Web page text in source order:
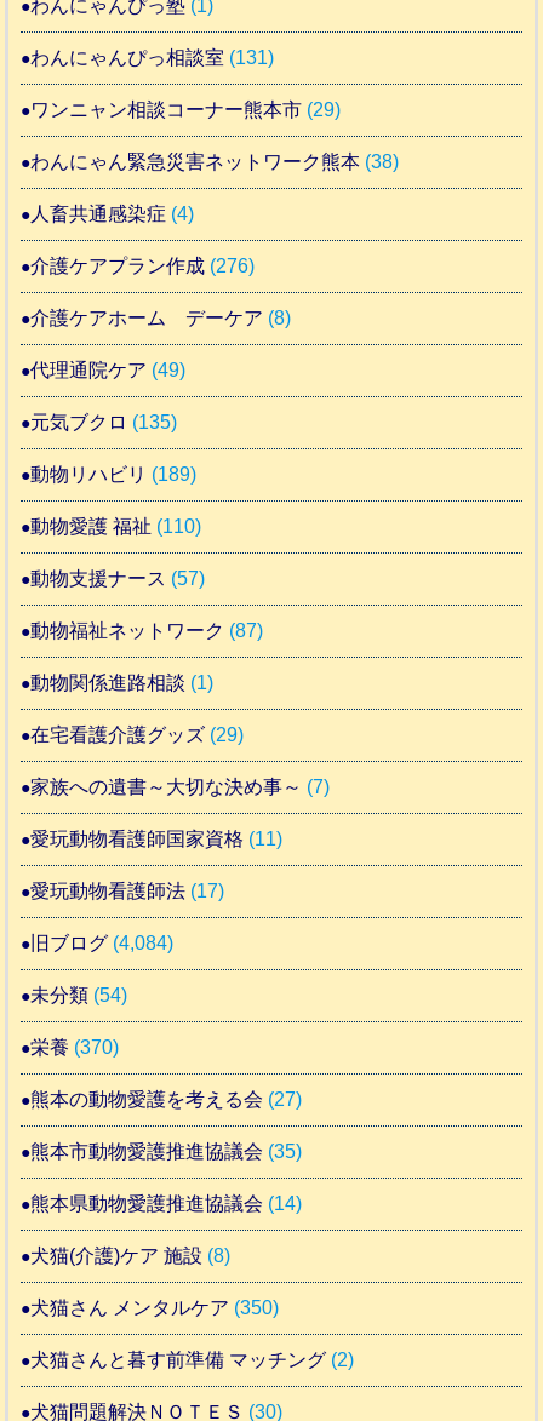
わんにゃんぴっ塾 (1)
わんにゃんぴっ相談室 (131)
ワンニャン相談コーナー熊本市 (29)
わんにゃん緊急災害ネットワーク熊本 (38)
人畜共通感染症 (4)
介護ケアプラン作成 (276)
介護ケアホーム デーケア (8)
代理通院ケア (49)
元気ブクロ (135)
動物リハビリ (189)
動物愛護 福祉 (110)
動物支援ナース (57)
動物福祉ネットワーク (87)
動物関係進路相談 (1)
在宅看護介護グッズ (29)
家族への遺書～大切な決め事～ (7)
愛玩動物看護師国家資格 (11)
愛玩動物看護師法 (17)
旧ブログ (4,084)
未分類 (54)
栄養 (370)
熊本の動物愛護を考える会 (27)
熊本市動物愛護推進協議会 (35)
熊本県動物愛護推進協議会 (14)
犬猫(介護)ケア 施設 (8)
犬猫さん メンタルケア (350)
犬猫さんと暮す前準備 マッチング (2)
犬猫問題解決ＮＯＴＥＳ (30)